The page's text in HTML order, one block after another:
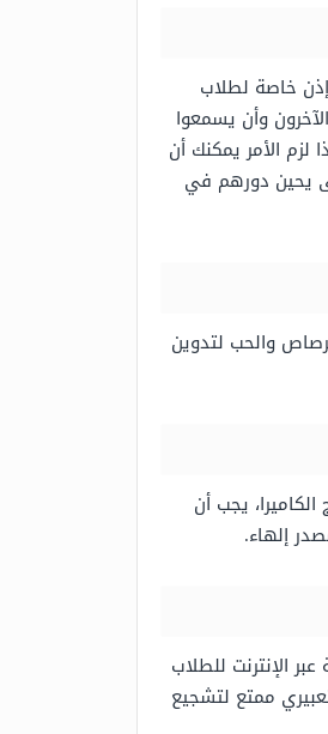
خاصة لطلاب
وأن يسمعوا
لزم الأمر يمكنك أن
يحين دورهم في
والحب لتدوين
يجب أن
إلهاء.
الإنترنت للطلاب
ممتع لتشجيع